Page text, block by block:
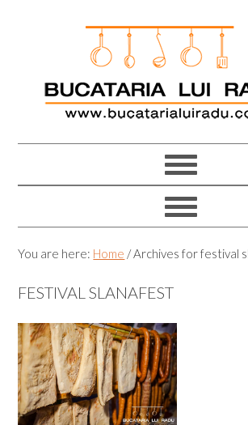
You are here: Home /Archives for festival
FESTIVAL SLANAFEST